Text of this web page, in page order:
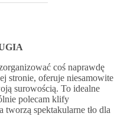
coś naprawdę
stronie, oferuje niesamowite
surowością. To idealne
polecam klify
tworzą spektakularne tło dla